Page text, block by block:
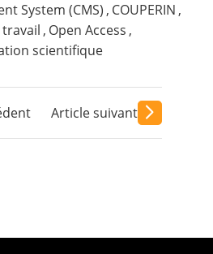
System (CMS) , COUPERIN ,
, Open Access ,
scientifique
Article suivant